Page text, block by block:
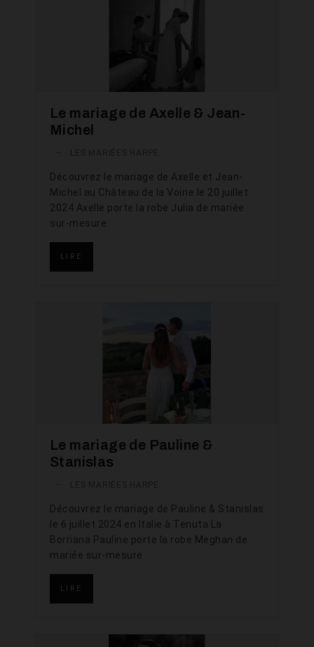
Le mariage de Axelle & Jean-
Michel
Découvrez le mariage de Axelle et Jean-
Michel au Château de la Voirie le 20 juillet
2024 Axelle porte la robe Julia de mariée
sur-mesure
LIRE
Le mariage de Pauline &
Stanislas
Découvrez le mariage de Pauline & Stanislas
le 6 juillet 2024 en Italie à Tenuta La
Borriana Pauline porte la robe Meghan de
mariée sur-mesure
LIRE